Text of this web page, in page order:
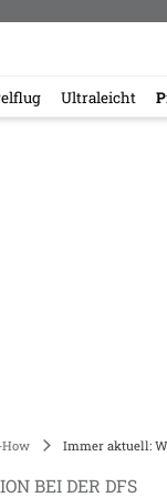
Ultraleicht
Immer aktuell:
BEI DER DFS